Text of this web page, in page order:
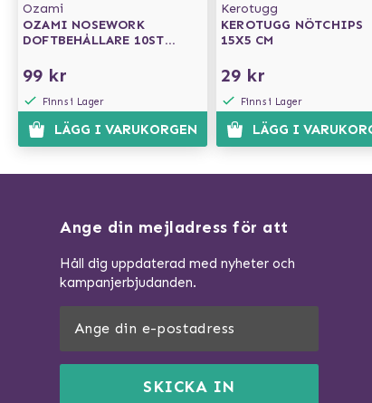
Ozami
OZAMI NOSEWORK
DOFTBEHÅLLARE 10ST
99 kr
Finns i Lager
LÄGG I VARUKORGEN
Kerotugg
KEROTUGG NÖTCHIPS
15X5 CM
29 kr
Finns i Lager
LÄGG I
Ange din mejladress för att
Håll dig uppdaterad med nyheter och
kampanjerbjudanden.
SKICKA IN